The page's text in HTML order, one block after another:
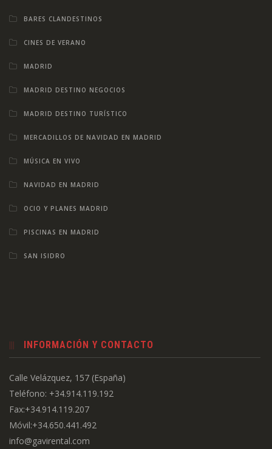
BARES CLANDESTINOS
CINES DE VERANO
MADRID
MADRID DESTINO NEGOCIOS
MADRID DESTINO TURÍSTICO
MERCADILLOS DE NAVIDAD EN MADRID
MÚSICA EN VIVO
NAVIDAD EN MADRID
OCIO Y PLANES MADRID
PISCINAS EN MADRID
SAN ISIDRO
INFORMACIÓN Y CONTACTO
Calle Velázquez, 157 (España)
Teléfono: +34.914.119.192
Fax:+34.914.119.207
Móvil:+34.650.441.492
info@gavirental.com